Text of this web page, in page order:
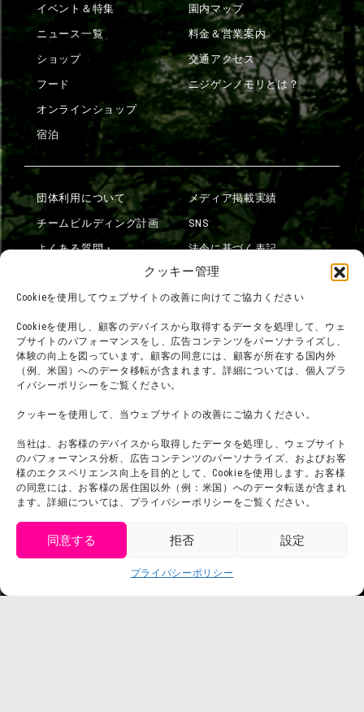
クッキー管理
Cookieを使用してウェブサイトの改善に向けてご協力ください
Cookieを使用し、顧客のデバイスから取得するデータを処理して、ウェ
ブサイトのパフォーマンスをし、広告コンテンツをパーソナライズし、
体験の向上を図っています。顧客の同意には、顧客が所在する国内外
（例、米国）へのデータ移転が含まれます。詳細については、個人プラ
イバシーポリシーをご覧ください。
クッキーを使用して、当ウェブサイトの改善にご協力ください。
当社は、お客様のデバイスから取得したデータを処理し、ウェブサイト
のパフォーマンス分析、広告コンテンツのパーソナライズ、およびお客
様のエクスペリエンス向上を目的として、Cookieを使用します。お客様
の同意には、お客様の居住国以外（例：米国）へのデータ転送が含まれ
ます。詳細については、プライバシーポリシーをご覧ください。
同意する 拒否 設定
プライバシーポリシー
イベント＆特集
ニュース一覧
ショップ
フード
オンラインショップ
宿泊
園内マップ
料金＆営業案内
交通アクセス
ニジゲンノモリとは？
団体利用について
チームビルディング計画
よくある質問・
利用規約
プレスリリース
メディア掲載実績
SNS
法令に基づく表記
会社概要
スタッフ募集